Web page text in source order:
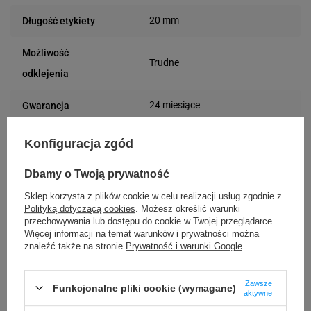
Długość etykiety 20 mm
Możliwość
odklejenia
Trudne
Gwarancja 24 miesiące
Podmiot
43-400 Cieszyn (Polska)
e-mail: gspr@ptmb.pl
Osoby
odpowiedzialne
Specmark
Bielska 210
43-400 Cieszyn (Polska)
telefon: 730811399
e-mail: gspr@ptmb.pl
Kompatybilne urządzenia
Konfiguracja zgód
Dbamy o Twoją prywatność
Sklep korzysta z plików cookie w celu realizacji usług zgodnie z
Polityką dotyczącą cookies . Możesz określić warunki
przechowywania lub dostępu do cookie w Twojej przeglądarce.
Więcej informacji na temat warunków i prywatności można
znaleźć także na stronie Prywatność i warunki Google
Funkcjonalne pliki cookie (wymagane)
Zawsze
aktywne